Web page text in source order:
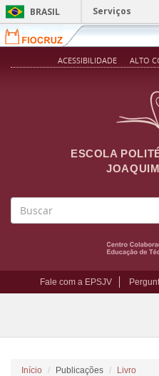
Pular para o conteúdo principal
BRASIL
Serviços
ACESSIBILIDADE ALTO
ESCOLA
Fale com a EPSJV
Início Publicações
Livro